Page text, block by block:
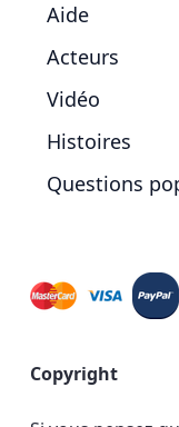
Aide
Acteurs
Vidéo
Histoires
Questions
Copyright